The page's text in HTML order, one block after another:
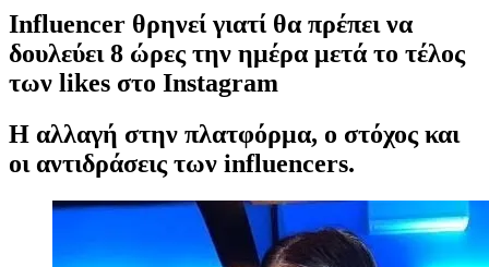
Influencer θρηνεί γιατί θα πρέπει να
δουλεύει 8 ώρες την ημέρα μετά το τέλος
των likes στο Instagram
Η αλλαγή στην πλατφόρμα, ο στόχος και
οι αντιδράσεις των influencers.